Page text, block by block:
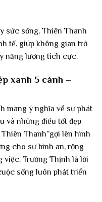
sức sống, Thiên Thanh
tế, giúp không gian trở
năng lượng tích cực.
xanh 5 cành –
mang ý nghĩa về sự phát
và những điều tốt đẹp
Thanh”gợi lên hình
cho sự bình an, rộng
việc. Trường Thịnh là lời
sống luôn phát triển